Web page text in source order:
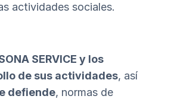
actividades sociales.
SERVICE y los
de sus actividades, así
defiende, normas de